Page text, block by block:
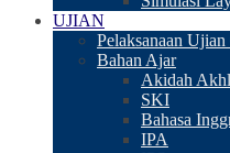
UJIAN
Pelaksanaan
Bahan Ajar
Akidah
SKI
Bahasa
IPA